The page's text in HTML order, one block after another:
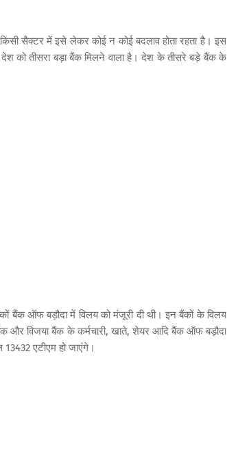
सैक्टर में इसे लेकर कोई न कोई बदलाव होता रहता है। इस
को तीसरा बड़ा बैंक मिलने वाला है। देश के तीसरे बड़े बैंक के
ऑफ बड़ौदा में विलय को मंजूरी दी थी। इन बैंकों के विलय
विजया बैंक के कर्मचारी, खाते, शेयर आदि बैंक ऑफ बड़ौदा
एटीएम हो जाएंगे।